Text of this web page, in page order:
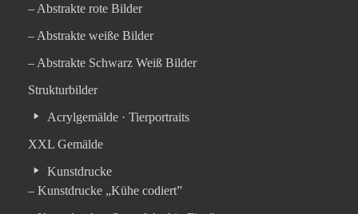
– Abstrakte rote Bilder
– Abstrakte weiße Bilder
– Abstrakte Schwarz Weiß Bilder
Strukturbilder
Acrylgemälde · Tierportraits
XXL Gemälde
Kunstdrucke
– Kunstdrucke „Kühe codiert”